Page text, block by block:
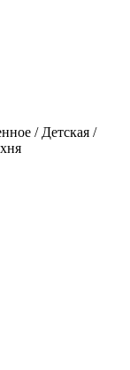
/ Детская /